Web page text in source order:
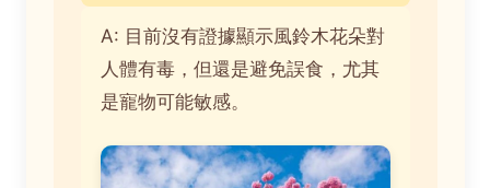
A: 目前沒有證據顯示風鈴木花朵對
人體有毒，但還是避免誤食，尤其
是寵物可能敏感。